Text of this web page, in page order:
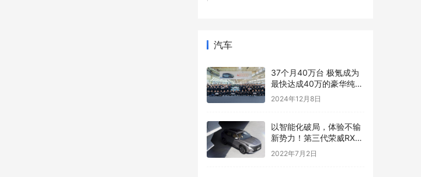
汽车
37个月40万台 极氪成为
最快达成40万的豪华纯电
品牌
2024年12月8日
以智能化破局，体验不输
新势力！第三代荣威RX5
有很高的期待
2022年7月2日